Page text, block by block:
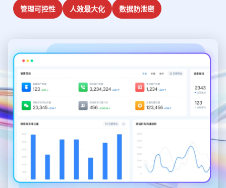
管理可控性 人效最大化 数据防泄密